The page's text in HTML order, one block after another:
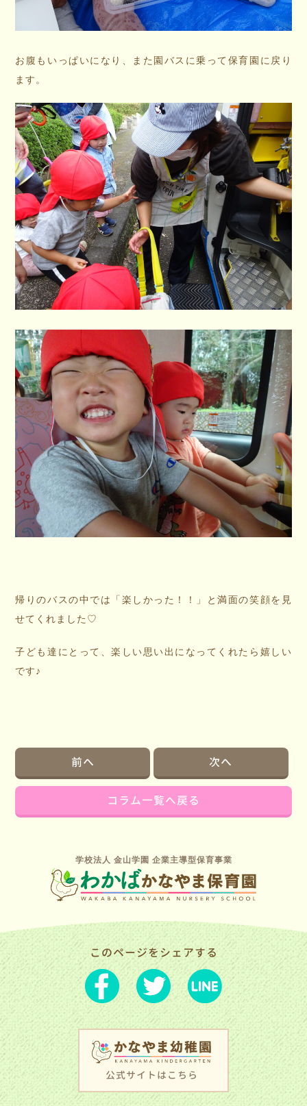
お腹もいっぱいになり、また園バスに乗って保育園に戻り
ます。
帰りのバスの中では「楽しかった！！」と満面の笑顔を見
せてくれました♡
子ども達にとって、楽しい思い出になってくれたら嬉しい
です♪
前へ 次へ
コラム一覧へ戻る
学校法人 金山学園 企業主導型保育事業
このページをシェアする
公式サイトはこちら